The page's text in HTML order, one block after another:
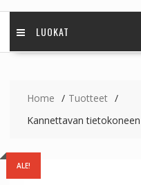
LUOKAT
Home
Tuotteet
Kannettavan
ALE!